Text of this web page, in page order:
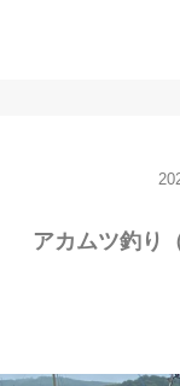
アカムツ釣り